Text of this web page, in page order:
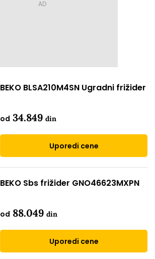
BEKO BLSA210M4SN Ugradni frižider
od 34.849 din
Uporedi cene
BEKO Sbs frižider GNO46623MXPN
od 88.049 din
Uporedi cene